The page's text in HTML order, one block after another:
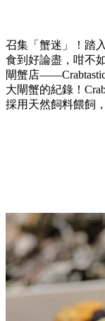
召集「蟹迷」！踏
食到好論盡，咁不
閘蟹店
大閘蟹的紀錄！
採用天然飼料餵飼